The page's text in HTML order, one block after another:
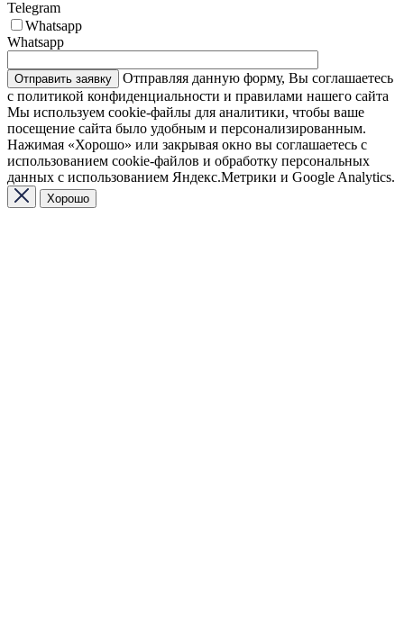
Telegram
Whatsapp
Whatsapp
Отправляя данную форму, Вы соглашаетесь
с политикой конфиденциальности и правилами нашего сайта
Мы используем cookie-файлы для аналитики, чтобы ваше
посещение сайта было удобным и персонализированным.
Нажимая «Хорошо» или закрывая окно вы соглашаетесь с
использованием cookie-файлов и обработку персональных
данных с использованием Яндекс.Метрики и Google Analytics.
Хорошо